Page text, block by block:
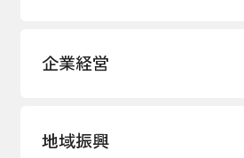
企業経営
創業
地域振興